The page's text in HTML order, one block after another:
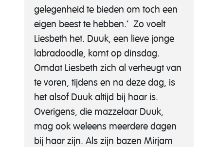
gelegenheid te bieden om toch een
eigen beest te hebben.’ Zo voelt
Liesbeth het. Duuk, een lieve jonge
labradoodle, komt op dinsdag.
Omdat Liesbeth zich al verheugt van
te voren, tijdens en na deze dag, is
het alsof Duuk altijd bij haar is.
Overigens, die mazzelaar Duuk,
mag ook weleens meerdere dagen
bij haar zijn. Als zijn bazen Mirjam